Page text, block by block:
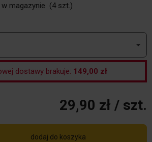
magazynie (4szt.)
dostawy brakuje: 149,00 zł
29,90 zł / szt.
dodaj do koszyka